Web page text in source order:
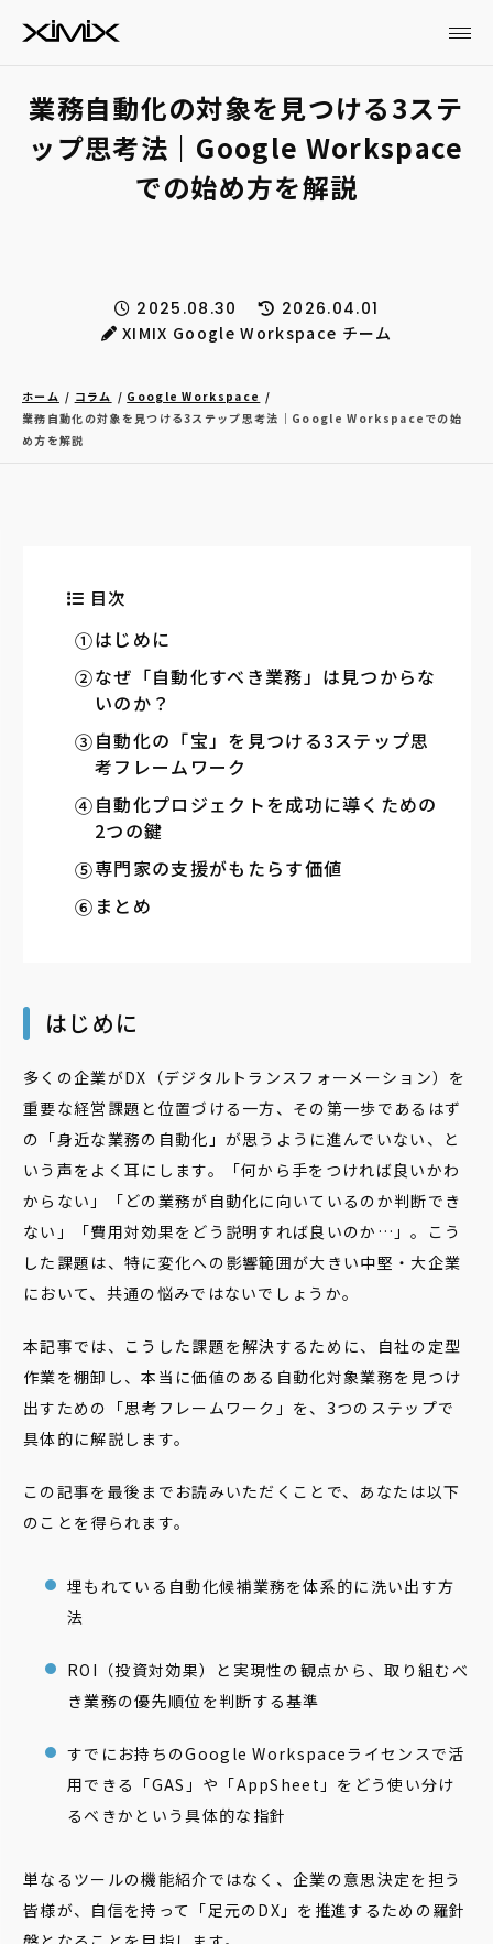
業務自動化の対象を見つける3ステ
ップ思考法｜Google Workspace
での始め方を解説
2025.08.30
2026.04.01
XIMIX Google Workspace チーム
ホーム コラム
Google Workspace
業務自動化の対象を見つける3ステップ思考法｜Google Workspaceでの始
め方を解説
目次
はじめに
なぜ「自動化すべき業務」は見つからな
いのか？
自動化の「宝」を見つける3ステップ思
考フレームワーク
自動化プロジェクトを成功に導くための
2つの鍵
専門家の支援がもたらす価値
まとめ
はじめに
多くの企業がDX（デジタルトランスフォーメーション）を
重要な経営課題と位置づける一方、その第一歩であるはず
の「身近な業務の自動化」が思うように進んでいない、と
いう声をよく耳にします。「何から手をつければ良いかわ
からない」「どの業務が自動化に向いているのか判断でき
ない」「費用対効果をどう説明すれば良いのか…」。こう
した課題は、特に変化への影響範囲が大きい中堅・大企業
において、共通の悩みではないでしょうか。
本記事では、こうした課題を解決するために、自社の定型
作業を棚卸し、本当に価値のある自動化対象業務を見つけ
出すための「思考フレームワーク」を、3つのステップで
具体的に解説します。
この記事を最後までお読みいただくことで、あなたは以下
のことを得られます。
埋もれている自動化候補業務を体系的に洗い出す方
法
ROI（投資対効果）と実現性の観点から、取り組むべ
き業務の優先順位を判断する基準
すでにお持ちのGoogle Workspaceライセンスで活
用できる「GAS」や「AppSheet」をどう使い分け
るべきかという具体的な指針
単なるツールの機能紹介ではなく、企業の意思決定を担う
皆様が、自信を持って「足元のDX」を推進するための羅針